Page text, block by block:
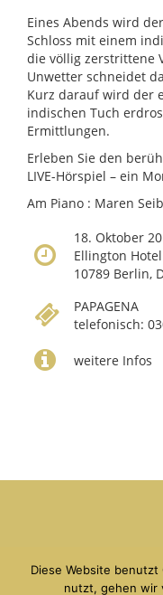
Eines Abends wird
Schloss mit einem
die völlig zerstrittene
Unwetter schneidet
Kurz darauf wird der
indischen Tuch
Ermittlungen.
Erleben Sie den
LIVE-Hörspiel – ein
Am Piano : Maren
18. Oktober
Ellington
10789 Berlin,
PAPAGENA
telefonisch:
weitere Infos
Kontakt|
Diese Website
nutzt, gehen wir